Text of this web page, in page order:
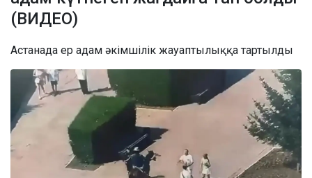
(ВИДЕО)
Астанада ер адам әкімшілік жауаптылыққа тартылды